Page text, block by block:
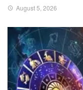
August 5, 2026